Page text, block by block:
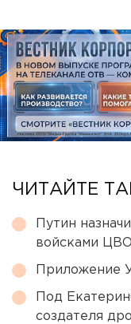
ЧИТАЙТЕ
Путин
войсками ЦВО
Приложение
Под
создателя